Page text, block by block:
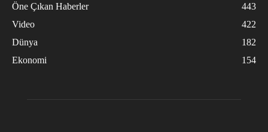
Öne Çıkan Haberler
443
Video
422
Dünya
182
Ekonomi
154